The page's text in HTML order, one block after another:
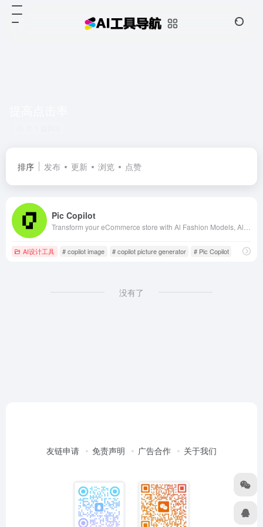
排序 发布 更新 浏览 点赞
Pic Copilot
AI设计工具 # copilot image # copilot picture generator # Pic Copilot
没有了
友链申请 免责声明 广告合作 关于我们